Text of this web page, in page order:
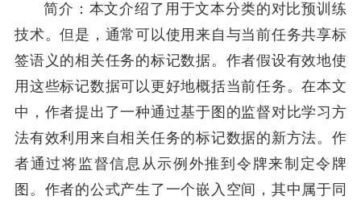
简介：本文介绍了用于文本分类的对比预训练
技术。但是，通常可以使用来自与当前任务共享标
签语义的相关任务的标记数据。作者假设有效地使
用这些标记数据可以更好地概括当前任务。在本文
中，作者提出了一种通过基于图的监督对比学习方
法有效利用来自相关任务的标记数据的新方法。作
者通过将监督信息从示例外推到令牌来制定令牌
图。作者的公式产生了一个嵌入空间，其中属于同